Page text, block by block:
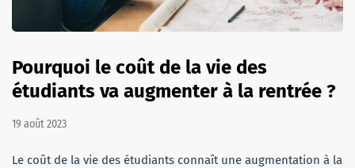
Pourquoi le coût de la vie des
étudiants va augmenter à la rentrée ?
19 août 2023
Le coût de la vie des étudiants connaît une augmentation à la